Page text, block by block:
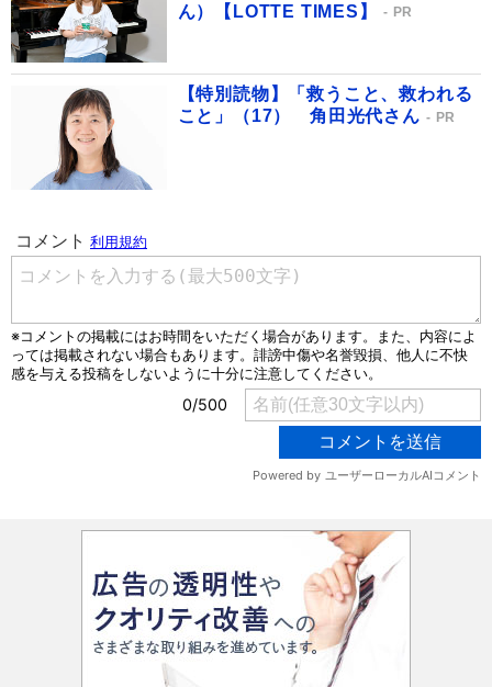
ん）【LOTTE TIMES】
PR
【特別読物】「救うこと、救われる
こと」（17） 角田光代さん
PR